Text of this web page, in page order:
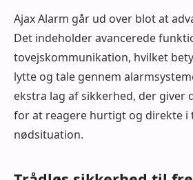
Ajax Alarm går ud over blot at
Det indeholder avancerede
tovejskommunikation, hvilket
lytte og tale gennem
ekstra lag af sikkerhed, der giver
for at reagere hurtigt og direkte i
nødsituation.